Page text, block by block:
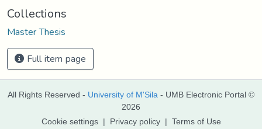
Collections
Master Thesis
Full item page
All Rights Reserved - University of M'Sila - UMB Electronic Portal ©
2026
Cookie settings | Privacy policy | Terms of Use